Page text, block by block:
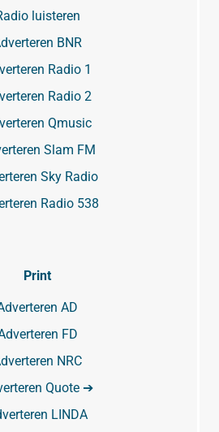
luisteren
BNR
Radio 1
Radio 2
Qmusic
Slam FM
Sky Radio
Radio 538
Print
AD
FD
NRC
Quote ➔
LINDA